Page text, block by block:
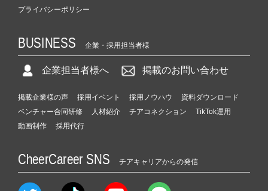
プライバシーポリシー
BUSINESS 企業・採用担当者様
企業担当者様へ 掲載のお問い合わせ
掲載企業様の声 採用イベント 採用ノウハウ
資料ダウンロード
ベンチャー合同研修
人材紹介 チアコネクション
TikTok運用
動画制作
採用代行
CheerCareer SNS チアキャリアからの発信